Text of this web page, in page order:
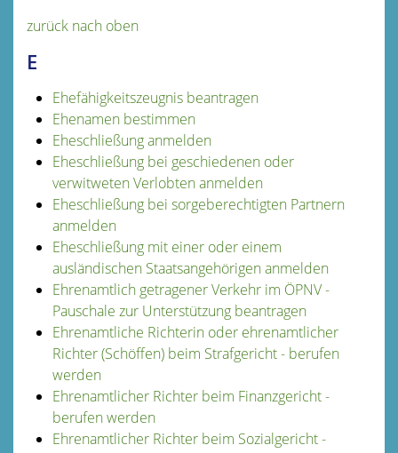
zurück nach oben
E
Ehefähigkeitszeugnis beantragen
Ehenamen bestimmen
Eheschließung anmelden
Eheschließung bei geschiedenen oder
verwitweten Verlobten anmelden
Eheschließung bei sorgeberechtigten Partnern
anmelden
Eheschließung mit einer oder einem
ausländischen Staatsangehörigen anmelden
Ehrenamtlich getragener Verkehr im ÖPNV -
Pauschale zur Unterstützung beantragen
Ehrenamtliche Richterin oder ehrenamtlicher
Richter (Schöffen) beim Strafgericht - berufen
werden
Ehrenamtlicher Richter beim Finanzgericht -
berufen werden
Ehrenamtlicher Richter beim Sozialgericht -